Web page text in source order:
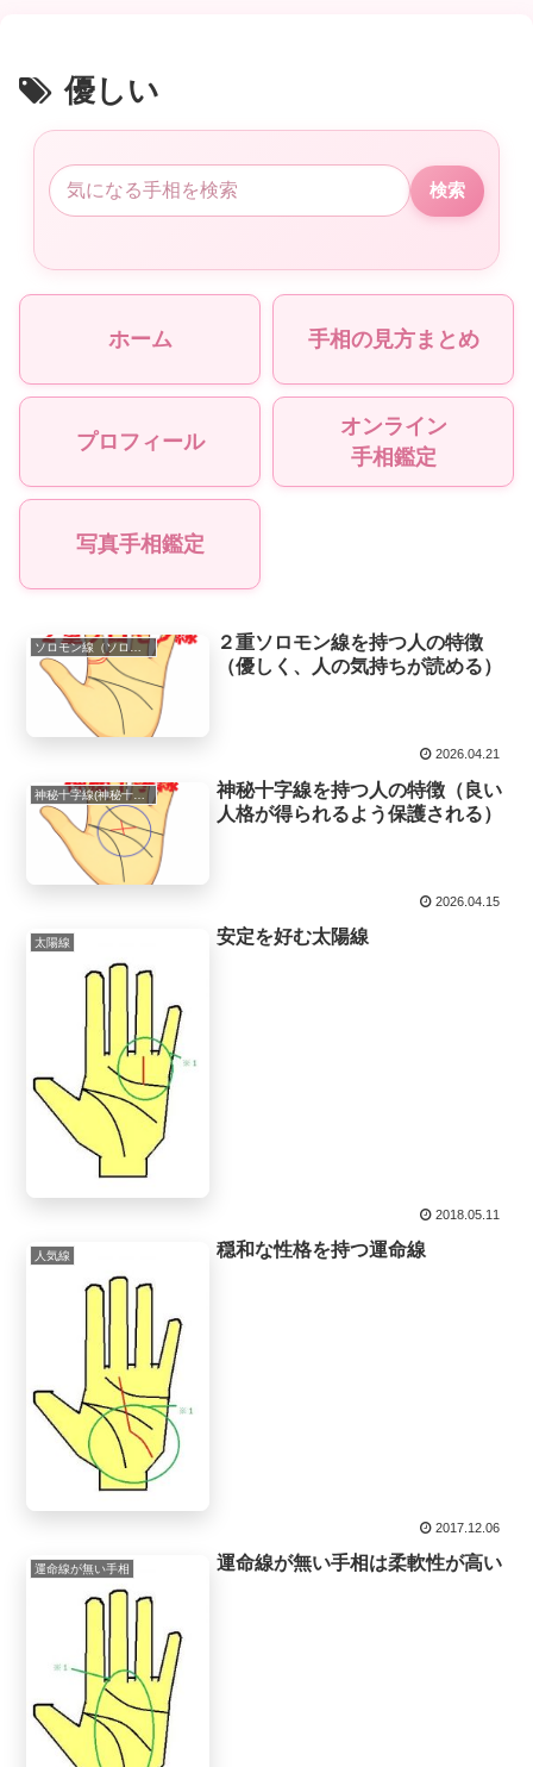
優しい
検索
ホーム 手相の見方まとめ
プロフィール
オンライン
手相鑑定
写真手相鑑定
ソロモン線（ソロモン環）
２重ソロモン線を持つ人の特徴
（優しく、人の気持ちが読める）
2026.04.21
神秘十字線(神秘十字紋）
神秘十字線を持つ人の特徴（良い
人格が得られるよう保護される）
2026.04.15
太陽線 安定を好む太陽線
2018.05.11
人気線 穏和な性格を持つ運命線
2017.12.06
運命線が無い手相 運命線が無い手相は柔軟性が高い